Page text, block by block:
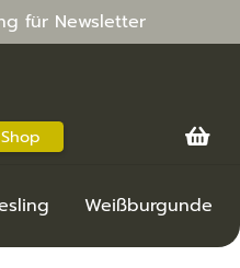
für Newsletter
Shop
Weißburgunder